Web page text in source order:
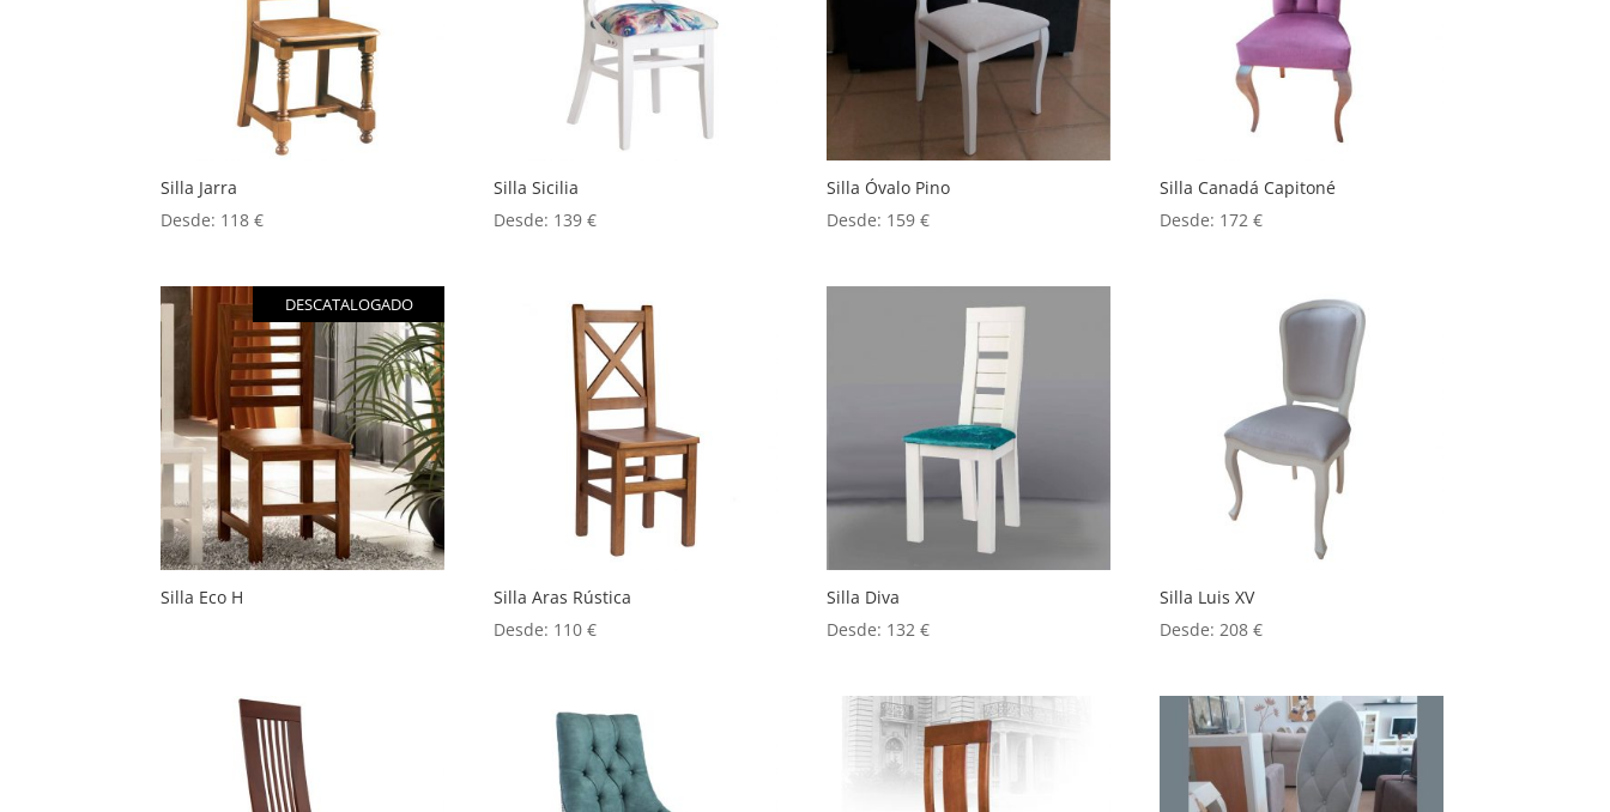
Silla Jarra
Desde: 118€
Silla Sicilia
Desde: 139€
Silla Óvalo Pino
Desde: 159€
Silla Canadá Capitoné
Desde: 172€
DESCATALOGADO
Silla Eco H
Silla Aras Rústica
Desde: 110€
Silla Diva
Desde: 132€
Silla Luis XV
Desde:208€